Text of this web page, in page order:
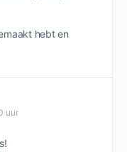
hebt en
uur